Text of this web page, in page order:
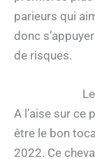
parieurs qui
donc
de risques.
A l’aise sur ce
être le bon
2022. Ce